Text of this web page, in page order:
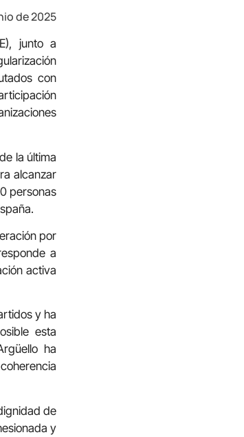
de 2025
junto a
con
la última
alcanzar
personas
por
a
activa
y ha
esta
ha
de
y